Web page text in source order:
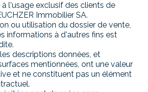
l'usage exclusif des clients de
Immobilier SA.
ou utilisation du dossier de vente,
informations à d'autres fins est
descriptions données, et
mentionnées, ont une valeur
et ne constituent pas un élément